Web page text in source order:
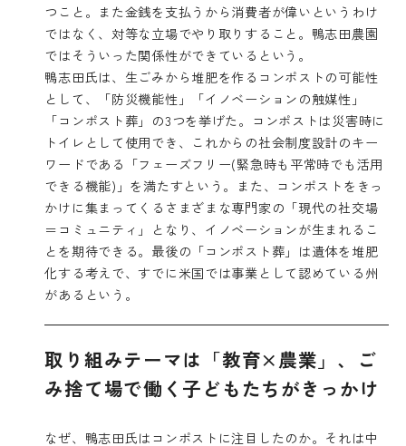
つこと。また金銭を支払うから消費者が偉いというわけ
ではなく、対等な立場でやり取りすること。鴨志田農園
ではそういった関係性ができているという。
鴨志田氏は、生ごみから堆肥を作るコンポストの可能性
として、「防災機能性」「イノベーションの触媒性」
「コンポスト葬」の3つを挙げた。コンポストは災害時に
トイレとして使用でき、これからの社会制度設計のキー
ワードである「フェーズフリー(緊急時も平常時でも活用
できる機能)」を満たすという。また、コンポストをきっ
かけに集まってくるさまざまな専門家の「現代の社交場
＝コミュニティ」となり、イノベーションが生まれるこ
とを期待できる。最後の「コンポスト葬」は遺体を堆肥
化する考えで、すでに米国では事業として認めている州
があるという。
取り組みテーマは「教育×農業」、ご
み捨て場で働く子どもたちがきっかけ
なぜ、鴨志田氏はコンポストに注目したのか。それは中